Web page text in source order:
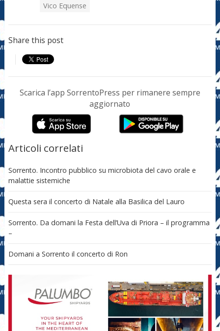
Vico Equense
Share this post
Scarica l’app SorrentoPress per rimanere sempre
aggiornato
Articoli correlati
Sorrento. Incontro pubblico su microbiota del cavo orale e
malattie sistemiche
Questa sera il concerto di Natale alla Basilica del Lauro
Sorrento. Da domani la Festa dell’Uva di Priora – il programma
–
Domani a Sorrento il concerto di Ron